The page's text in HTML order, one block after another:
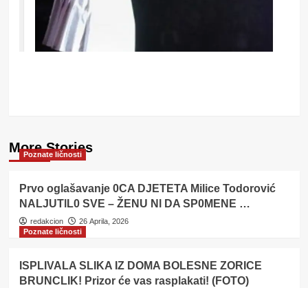
More Stories
Poznate ličnosti
Prvo oglašavanje 0CA DJETETA Milice Todorović
NALJUTlL0 SVE – ŽENU Nl DA SP0MENE …
redakcion
26 Aprila, 2026
Poznate ličnosti
ISPLIVALA SLIKA IZ DOMA BOLESNE ZORICE
BRUNCLIK! Prizor će vas rasplakati! (FOTO)